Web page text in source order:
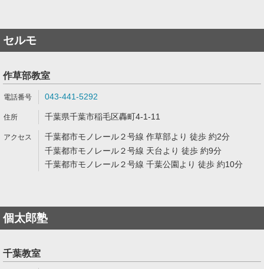
セルモ
作草部教室
043-441-5292
千葉県千葉市稲毛区轟町4-1-11
千葉都市モノレール２号線 作草部より 徒歩 約2分
千葉都市モノレール２号線 天台より 徒歩 約9分
千葉都市モノレール２号線 千葉公園より 徒歩 約10分
個太郎塾
千葉教室